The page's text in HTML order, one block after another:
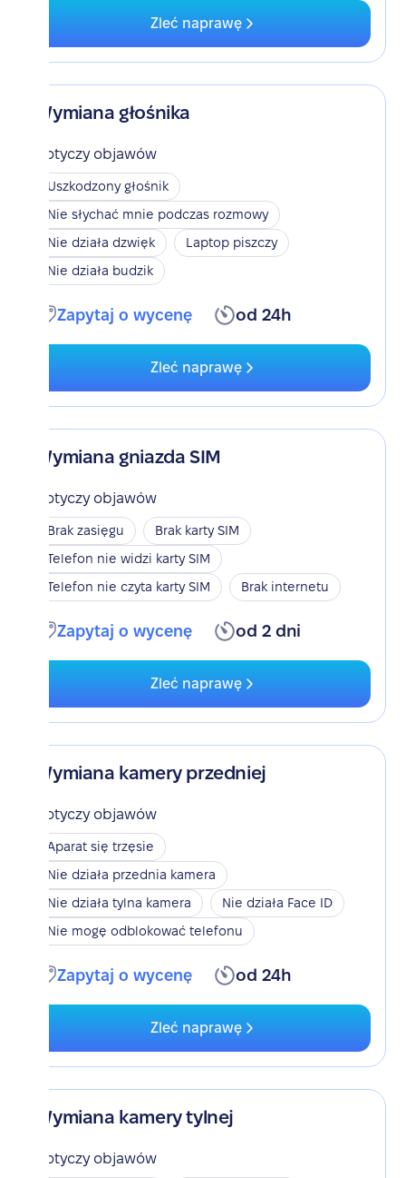
Zleć naprawę
Wymiana głośnika
Dotyczy objawów
Uszkodzony głośnik
Nie słychać mnie podczas rozmowy
Nie działa dzwięk
Laptop piszczy
Nie działa budzik
Zapytaj o wycenę od 24h
Zleć naprawę
Wymiana gniazda SIM
Dotyczy objawów
Brak zasięgu
Brak karty SIM
Telefon nie widzi karty SIM
Telefon nie czyta karty SIM
Brak internetu
Zapytaj o wycenę od 2 dni
Zleć naprawę
Wymiana kamery przedniej
Dotyczy objawów
Aparat się trzęsie
Nie działa przednia kamera
Nie działa tylna kamera
Nie działa Face ID
Nie mogę odblokować telefonu
Zapytaj o wycenę od 24h
Zleć naprawę
Wymiana kamery tylnej
Dotyczy objawów